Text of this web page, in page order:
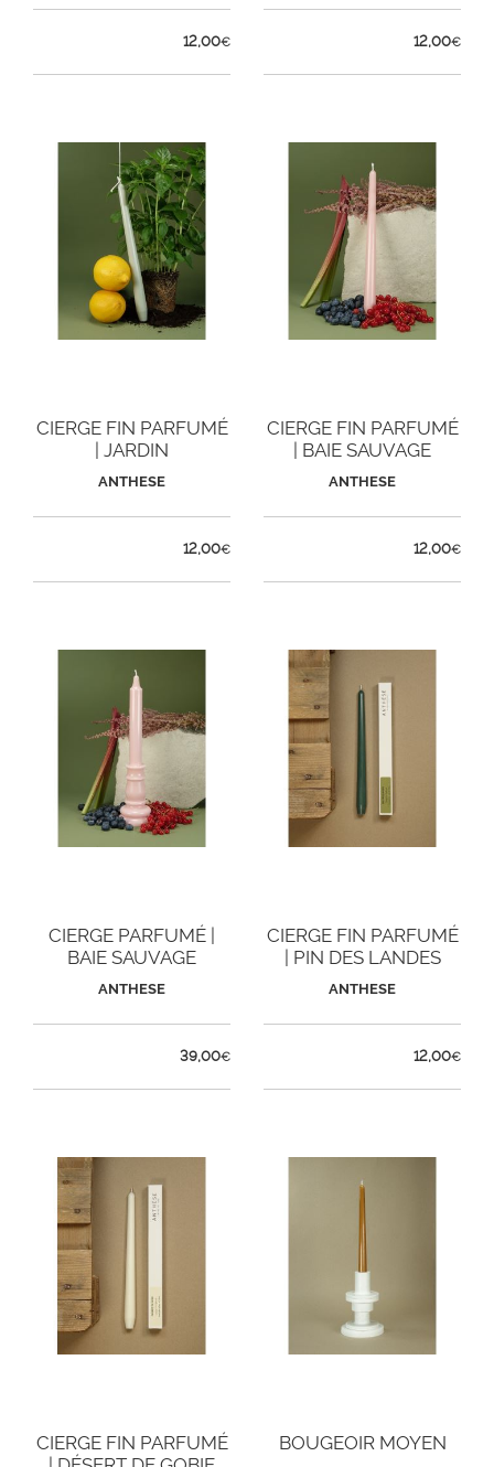
12,00€ 12,00€
CIERGE FIN PARFUMÉ
| JARDIN
AROMATIQUE
ANTHESE
12,00€
CIERGE FIN PARFUMÉ
| BAIE SAUVAGE
ANTHESE
12,00€
CIERGE PARFUMÉ |
BAIE SAUVAGE
ANTHESE
39,00€
CIERGE FIN PARFUMÉ
| PIN DES LANDES
ANTHESE
12,00€
CIERGE FIN PARFUMÉ
BOUGEOIR MOYEN